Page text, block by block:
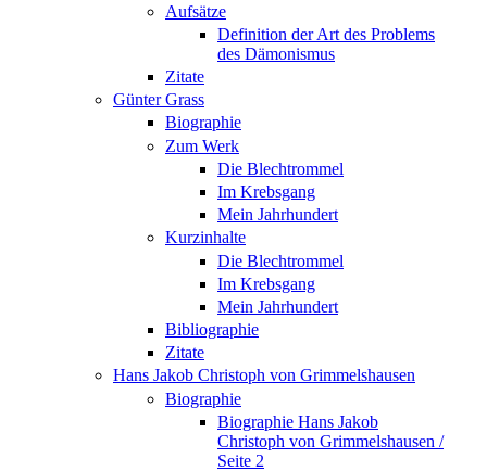
Aufsätze
Definition der Art des Problems
des Dämonismus
Zitate
Günter Grass
Biographie
Zum Werk
Die Blechtrommel
Im Krebsgang
Mein Jahrhundert
Kurzinhalte
Die Blechtrommel
Im Krebsgang
Mein Jahrhundert
Bibliographie
Zitate
Hans Jakob Christoph von Grimmelshausen
Biographie
Biographie Hans Jakob
Christoph von Grimmelshausen /
Seite 2